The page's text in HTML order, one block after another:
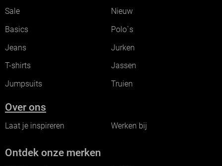
Sale
Nieuw
Basics
Polo`s
Jeans
Jurken
T-shirts
Jassen
Jumpsuits
Truien
Over ons
Laat je inspireren Werken bij
Ontdek onze merken